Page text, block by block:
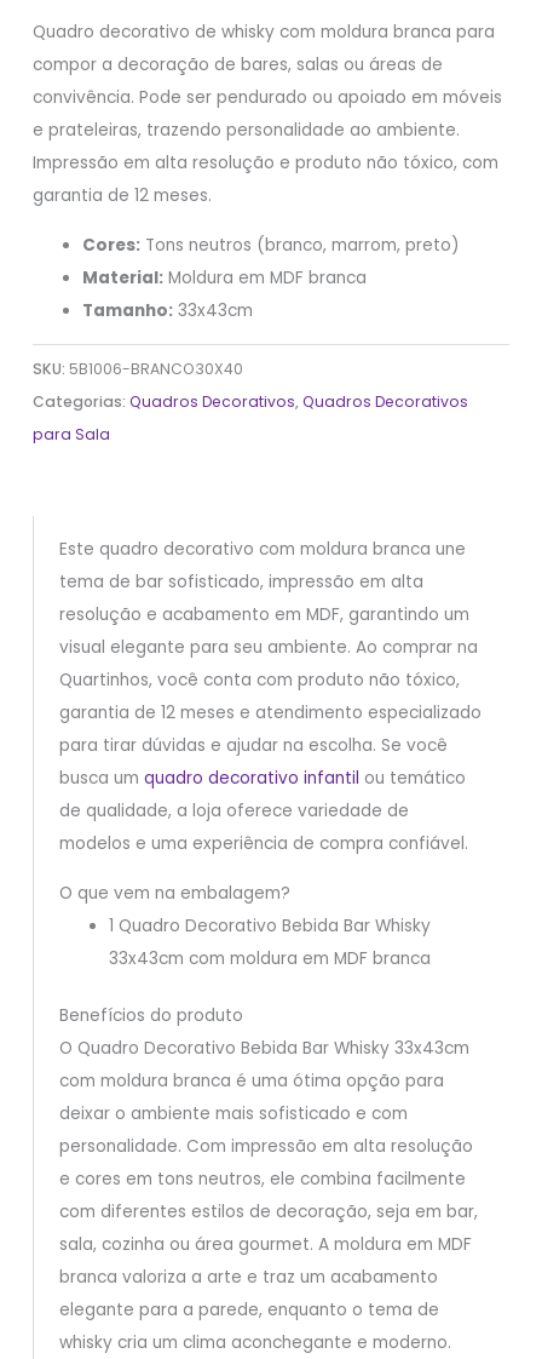
Quadro decorativo de whisky com moldura branca para
compor a decoração de bares, salas ou áreas de
convivência. Pode ser pendurado ou apoiado em móveis
e prateleiras, trazendo personalidade ao ambiente.
Impressão em alta resolução e produto não tóxico, com
garantia de 12 meses.
Cores: Tons neutros (branco, marrom, preto)
Material: Moldura em MDF branca
Tamanho: 33x43cm
SKU: 5B1006-BRANCO30X40
Categorias:Quadros Decorativos,Quadros Decorativos
para Sala
Este quadro decorativo com moldura branca une
tema de bar sofisticado, impressão em alta
resolução e acabamento em MDF, garantindo um
visual elegante para seu ambiente. Ao comprar na
Quartinhos, você conta com produto não tóxico,
garantia de 12 meses e atendimento especializado
para tirar dúvidas e ajudar na escolha. Se você
busca um quadro decorativo infantil ou temático
de qualidade, a loja oferece variedade de
modelos e uma experiência de compra confiável.
O que vem na embalagem?
1 Quadro Decorativo Bebida Bar Whisky
33x43cm com moldura em MDF branca
Benefícios do produto
O Quadro Decorativo Bebida Bar Whisky 33x43cm
com moldura branca é uma ótima opção para
deixar o ambiente mais sofisticado e com
personalidade. Com impressão em alta resolução
e cores em tons neutros, ele combina facilmente
com diferentes estilos de decoração, seja em bar,
sala, cozinha ou área gourmet. A moldura em MDF
branca valoriza a arte e traz um acabamento
elegante para a parede, enquanto o tema de
whisky cria um clima aconchegante e moderno.